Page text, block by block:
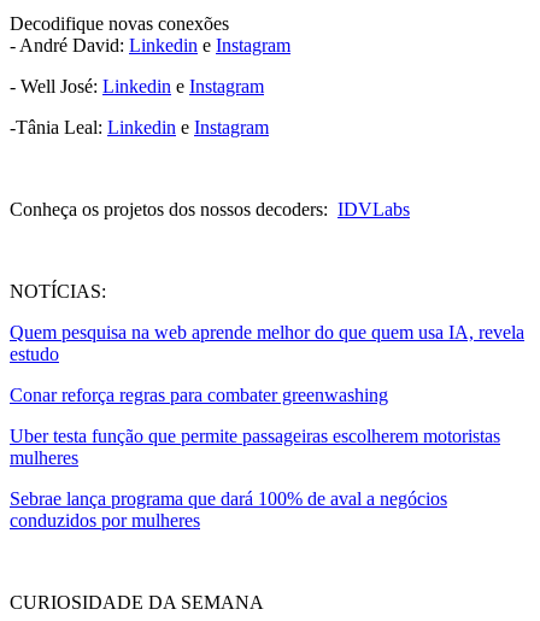
Decodifique novas conexões
- André David: Linkedin e Instagram
- Well José: Linkedin⁠ e ⁠ Instagram
-Tânia Leal: Linkedin⁠⁠ e ⁠⁠ Instagram
Conheça os projetos dos nossos decoders: IDVLabs
NOTÍCIAS:
Quem pesquisa na web aprende melhor do que quem usa IA, revela
estudo
Conar reforça regras para combater greenwashing
Uber testa função que permite passageiras escolherem motoristas
mulheres
Sebrae lança programa que dará 100% de aval a negócios
conduzidos por mulheres
CURIOSIDADE DA SEMANA